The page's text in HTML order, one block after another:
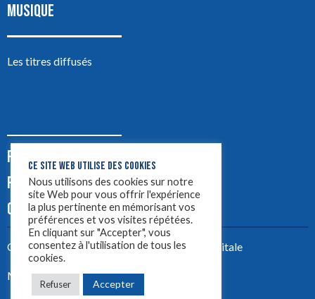
MUSIQUE
Les titres diffusés
PODCASTS
PUB
CONTACT
Créez votre site avecYellowtie – Agence Digitale
Mentions légales
CE SITE WEB UTILISE DES COOKIES
Nous utilisons des cookies sur notre
site Web pour vous offrir l'expérience
la plus pertinente en mémorisant vos
préférences et vos visites répétées.
En cliquant sur "Accepter", vous
consentez à l'utilisation de tous les
cookies.
Refuser Accepter